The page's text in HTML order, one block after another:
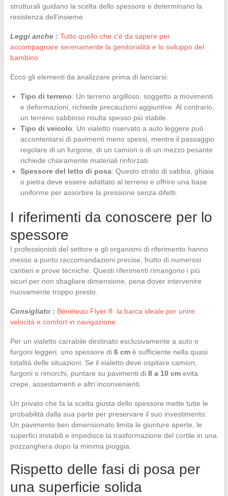
strutturali guidano la scelta dello spessore e determinano la
resistenza dell’insieme.
Leggi anche : Tutto quello che c'è da sapere per
accompagnare serenamente la genitorialità e lo sviluppo del
bambino
Ecco gli elementi da analizzare prima di lanciarsi:
Tipo di terreno: Un terreno argilloso, soggetto a movimenti
e deformazioni, richiede precauzioni aggiuntive. Al contrario,
un terreno sabbioso risulta spesso più stabile.
Tipo di veicolo: Un vialetto riservato a auto leggere può
accontentarsi di pavimenti meno spessi, mentre il passaggio
regolare di un furgone, di un camion o di un mezzo pesante
richiede chiaramente materiali rinforzati.
Spessore del letto di posa: Questo strato di sabbia, ghiaia
o pietra deve essere adattato al terreno e offrire una base
uniforme per assorbire la pressione senza difetti.
I riferimenti da conoscere per lo
spessore
I professionisti del settore e gli organismi di riferimento hanno
messo a punto raccomandazioni precise, frutto di numerosi
cantieri e prove tecniche. Questi riferimenti rimangono i più
sicuri per non sbagliare dimensione, pena dover intervenire
nuovamente troppo presto.
Consigliato : Bénéteau Flyer 8: la barca ideale per unire
velocità e comfort in navigazione
Per un vialetto carrabile destinato esclusivamente a auto o
furgoni leggeri, uno spessore di 6 cmè sufficiente nella quasi
totalità delle situazioni. Se il vialetto deve ospitare camion,
furgoni o rimorchi, puntare su pavimenti di 8 a 10 cmevita
crepe, assestamenti e altri inconvenienti.
Un privato che fa la scelta giusta dello spessore mette tutte le
probabilità dalla sua parte per preservare il suo investimento.
Un pavimento ben dimensionato limita le giunture aperte, le
superfici instabili e impedisce la trasformazione del cortile in una
pozzanghera dopo la minima pioggia.
Rispetto delle fasi di posa per
una superficie solida